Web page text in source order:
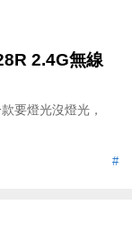
2.4G無線
要燈光沒燈光，
#